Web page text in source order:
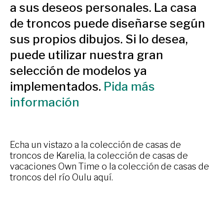
a sus deseos personales. La casa
de troncos puede diseñarse según
sus propios dibujos. Si lo desea,
puede utilizar nuestra gran
selección de modelos ya
implementados. Pida más
información
Echa un vistazo a la colección de casas de
troncos de Karelia, la colección de casas de
vacaciones Own Time o la colección de casas de
troncos del río Oulu aquí.